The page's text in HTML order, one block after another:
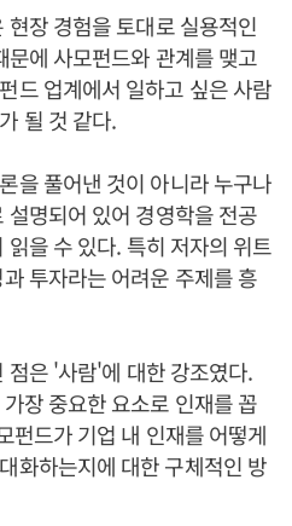
장 경험을 토대로 실용적인
에 사모펀드와 관계를 맺고
드 업계에서 일하고 싶은 사람
될 것 같다.
을 풀어낸 것이 아니라 누구나
명되어 있어 경영학을 전공
을 수 있다. 특히 저자의 위트
투자라는 어려운 주제를 흥
점은 '사람'에 대한 강조였다.
장 중요한 요소로 인재를 꼽
펀드가 기업 내 인재를 어떻게
화하는지에 대한 구체적인 방